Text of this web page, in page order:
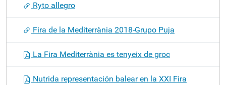
Ryto allegro
Fira de la Mediterrània 2018-Grupo Puja
La Fira Mediterrània es tenyeix de groc
Nutrida representación balear en la XXI Fira